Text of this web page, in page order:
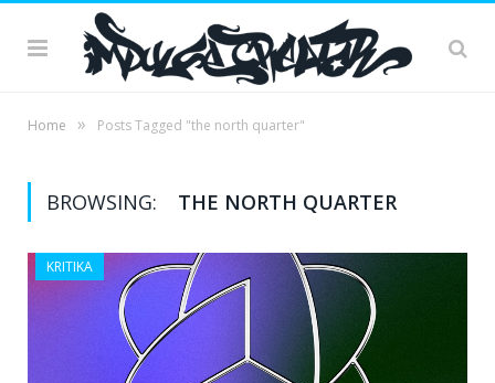
Home » Posts Tagged "the north quarter"
BROWSING: THE NORTH QUARTER
KRITIKA